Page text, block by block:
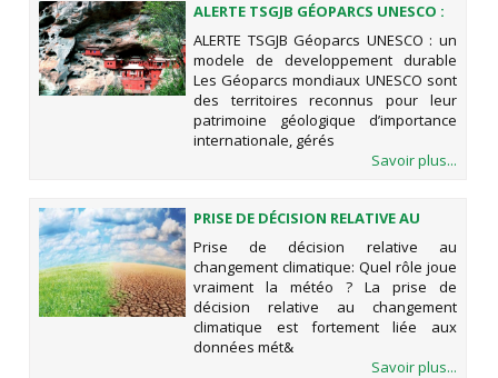
ALERTE TSGJB GÉOPARCS UNESCO :
UN MODELE DE DEVELOPPEMENT
DURABLE
ALERTE TSGJB Géoparcs UNESCO : un
modele de developpement durable
Les Géoparcs mondiaux UNESCO sont
des territoires reconnus pour leur
patrimoine géologique d’importance
internationale, gérés
Savoir plus...
PRISE DE DÉCISION RELATIVE AU
CHANGEMENT CLIMATIQUE: QUEL
RÔLE JOUE VRAIMENT LA MÉTÉO ?
Prise de décision relative au
changement climatique: Quel rôle joue
vraiment la météo ? La prise de
décision relative au changement
climatique est fortement liée aux
données mét&
Savoir plus...